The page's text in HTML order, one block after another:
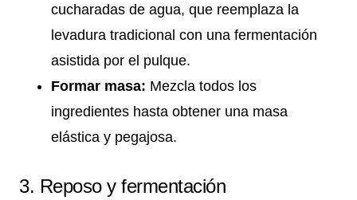
cucharadas de agua, que reemplaza la
levadura tradicional con una fermentación
asistida por el pulque.
Formar masa: Mezcla todos los
ingredientes hasta obtener una masa
elástica y pegajosa.
3. Reposo y fermentación